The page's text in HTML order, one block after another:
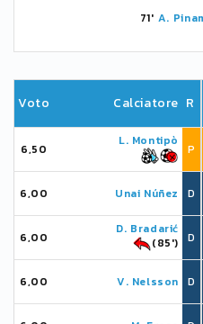
71' A.
Voto Calciatore R
6,50
L. Montipò
P
6,00 Unai Núñez D
6,00
D. Bradarić
(85')
D
6,00 V. Nelsson D